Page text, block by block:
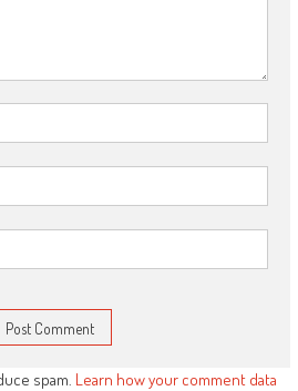
spam. Learn how your comment data